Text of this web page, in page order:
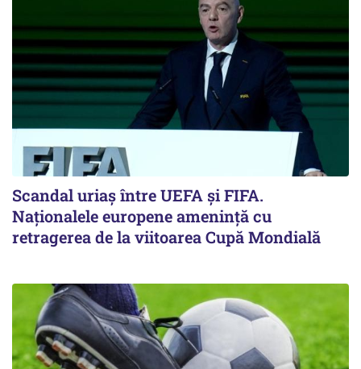
Scandal uriaş între UEFA şi FIFA.
Naţionalele europene ameninţă cu
retragerea de la viitoarea Cupă Mondială